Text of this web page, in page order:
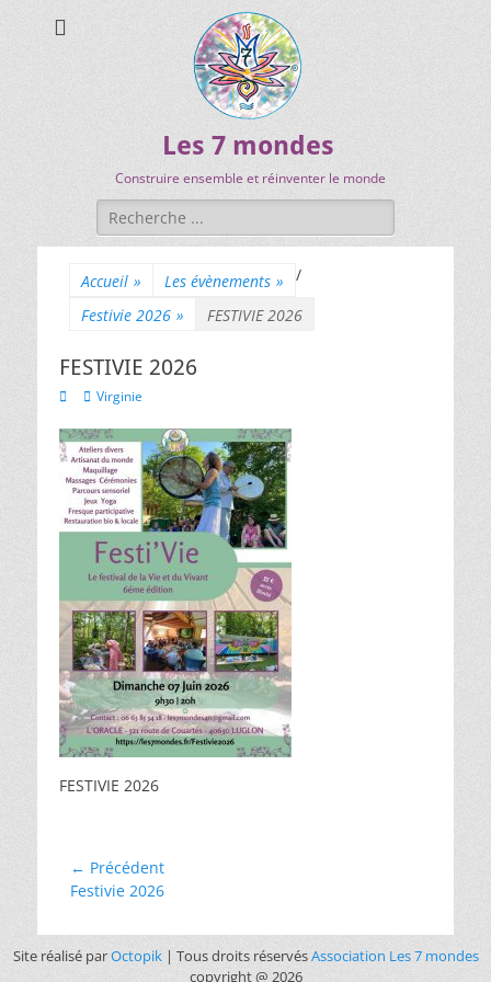
Les 7 mondes
Construire ensemble et réinventer le monde
Accueil » Les évènements »
/
Festivie 2026 » FESTIVIE 2026
FESTIVIE 2026
Virginie
FESTIVIE 2026
← Précédent
Festivie 2026
Site réalisé parOctopik| Tous droits réservésAssociation Les 7 mondes
copyright @ 2026